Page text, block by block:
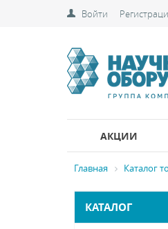
Войти
АКЦИИ
Главная Каталог
КАТАЛОГ